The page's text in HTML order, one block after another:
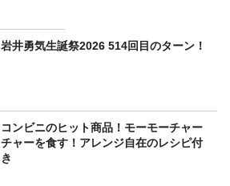
岩井勇気生誕祭2026 514回目のターン！
コンビニのヒット商品！モーモーチャー
チャーを食す！アレンジ自在のレシピ付
き